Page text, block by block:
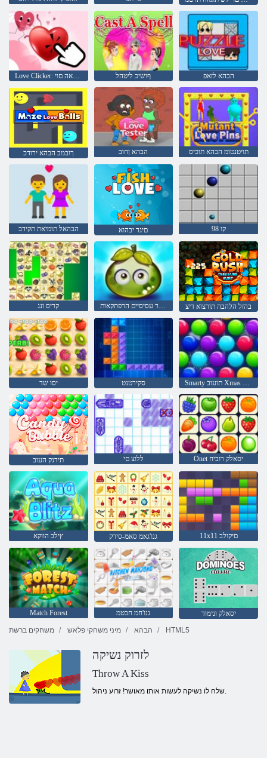
Love Clicker: הבהאה םוי ףושיכ ליטהל הבהא לזאפ
ךובמב הבהא ירודכ הבהא ןחוב תויטנטומ הבהא תוכיס
הבהאל תומיאת תקידב םיגד יבהוא קו 98
קריס ונג פירות יער עסיסיים הרפתקאות בהזל הלהבה תורצוא דיצ
יסו שד סקירטנט Smarty תועוב Xmas תרודהמ
תידנק העוב ללוצ םי Onet יסאלק רוביח
ץילב הווקא גנו'גאמ סאמ-סירק 11x11 םיקולב
Match Forest גנו'חמ חבטמ
יסאלק ונימוד
משחקים ברשת
מיני משחקי פלאש הבהא HTML5
לזרוק נשיקה
Throw A Kiss
שלח לו נשיקה לעשות אותו מאושר! זרוע ניהול.